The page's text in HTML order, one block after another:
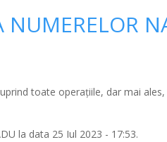
toate operațiile, dar mai
la data 25 Iul 2023 - 17:53.